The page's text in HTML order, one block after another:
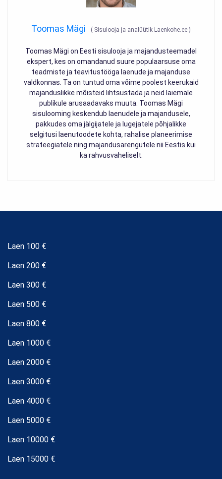
Toomas Mägi ( Sisulooja ja analüütik Laenkohe.ee )
Toomas Mägi on Eesti sisulooja ja majandusteemadel
ekspert, kes on omandanud suure populaarsuse oma
teadmiste ja teavitustööga laenude ja majanduse
valdkonnas. Ta on tuntud oma võime poolest keerukaid
majanduslikke mõisteid lihtsustada ja neid laiemale
publikule arusaadavaks muuta. Toomas Mägi
sisulooming keskendub laenudele ja majandusele,
pakkudes oma jälgijatele ja lugejatele põhjalikke
selgitusi laenutoodete kohta, rahalise planeerimise
strateegiatele ning majandusarengutele nii Eestis kui
ka rahvusvaheliselt.
Laen 100 €
Laen 200 €
Laen 300 €
Laen 500 €
Laen 800 €
Laen 1000 €
Laen 2000 €
Laen 3000 €
Laen 4000 €
Laen 5000 €
Laen 10000 €
Laen 15000 €